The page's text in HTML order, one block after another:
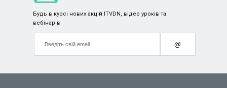
Будь в курсі нових акцій ITVDN, відео уроків та
вебінарів
@